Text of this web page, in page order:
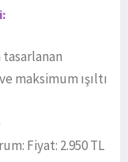
tasarlanan
maksimum ışıltı
Fiyat: 2.950 TL